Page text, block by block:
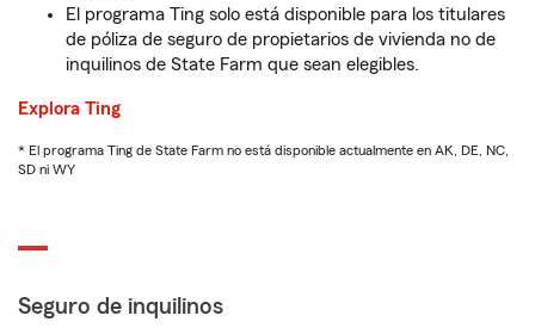
El programa Ting solo está disponible para los titulares
de póliza de seguro de propietarios de vivienda no de
inquilinos de State Farm que sean elegibles.
Explora Ting
* El programa Ting de State Farm no está disponible actualmente en AK, DE, NC,
SD ni WY
Seguro de inquilinos